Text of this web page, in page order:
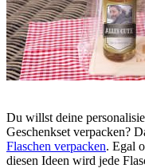
Du willst deine
Geschenkset verpacken?
Flaschen verpacken. Egal
diesen Ideen wird jede